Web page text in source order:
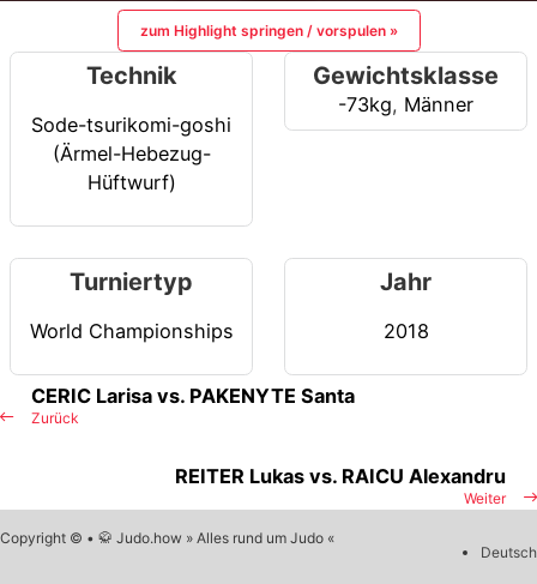
zum Highlight springen / vorspulen »
Technik
Sode-tsurikomi-goshi
(Ärmel-Hebezug-
Hüftwurf)
Gewichtsklasse
-73kg, Männer
Turniertyp
World Championships
Jahr
2018
Zurück
CERIC Larisa vs. PAKENYTE Santa
Weiter
REITER Lukas vs. RAICU Alexandru
Copyright © • 🥋 Judo.how » Alles rund um Judo «
Deutsch